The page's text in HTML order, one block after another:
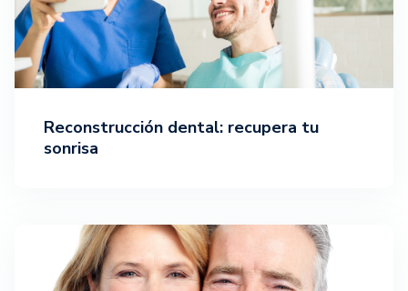
Reconstrucción dental: recupera tu
sonrisa